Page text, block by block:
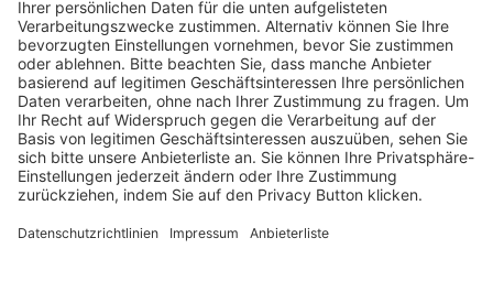
Schulungsangebot Vereinsmitarbeiter
BFV-Geschäftsstellen
Trainerbörse
Login SpielPlus
FOLGE DEM BFV